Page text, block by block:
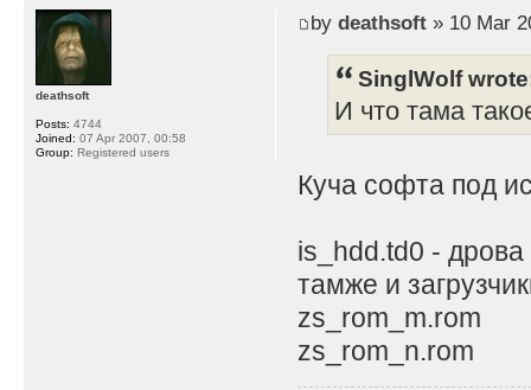
by deathsoft» 10 Mar
SinglWolf
И что тама
Куча софта под
is_hdd.td0 -
тамже и
zs_rom_m.rom
zs_rom_n.rom
deathsoft
Posts: 4744
Joined: 07 Apr 2007, 00:58
Group: Registered users